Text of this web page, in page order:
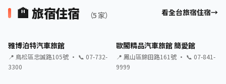
🏨 旅宿住宿 （5 家） 看全台旅宿住宿
雅博泊特汽車旅館
📍 鳥松區忠誠路105號 · 📞 07-732-
3300
歐閣精品汽車旅館 簡愛館
📍 鳳山區錦田路161號 · 📞 07-841-
9999